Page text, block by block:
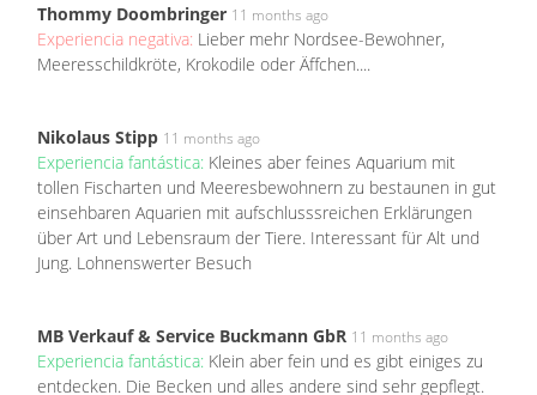
Thommy Doombringer 11 months ago
Experiencia negativa: Lieber mehr Nordsee-Bewohner,
Meeresschildkröte, Krokodile oder Äffchen....
Nikolaus Stipp 11 months ago
Experiencia fantástica: Kleines aber feines Aquarium mit
tollen Fischarten und Meeresbewohnern zu bestaunen in gut
einsehbaren Aquarien mit aufschlusssreichen Erklärungen
über Art und Lebensraum der Tiere. Interessant für Alt und
Jung. Lohnenswerter Besuch
MB Verkauf & Service Buckmann GbR 11 months ago
Experiencia fantástica: Klein aber fein und es gibt einiges zu
entdecken. Die Becken und alles andere sind sehr gepflegt.